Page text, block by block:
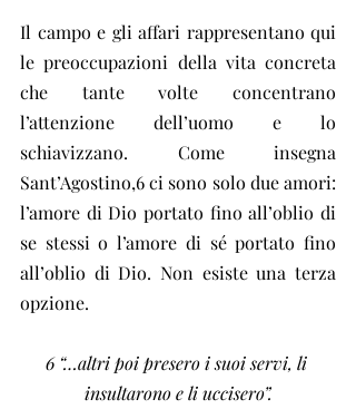
Il campo e gli affari rappresentano qui
le preoccupazioni della vita concreta
che tante volte concentrano
l’attenzione dell’uomo e lo
schiavizzano. Come insegna
Sant’Agostino,6 ci sono solo due amori:
l’amore di Dio portato fino all’oblio di
se stessi o l’amore di sé portato fino
all’oblio di Dio. Non esiste una terza
opzione.
6 “…altri poi presero i suoi servi, li
insultarono e li uccisero”.